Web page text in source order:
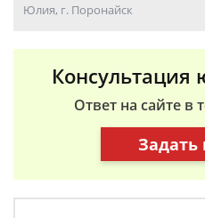
Юлия, г. Поронайск
Консультация
Ответ на сайте в
Задать